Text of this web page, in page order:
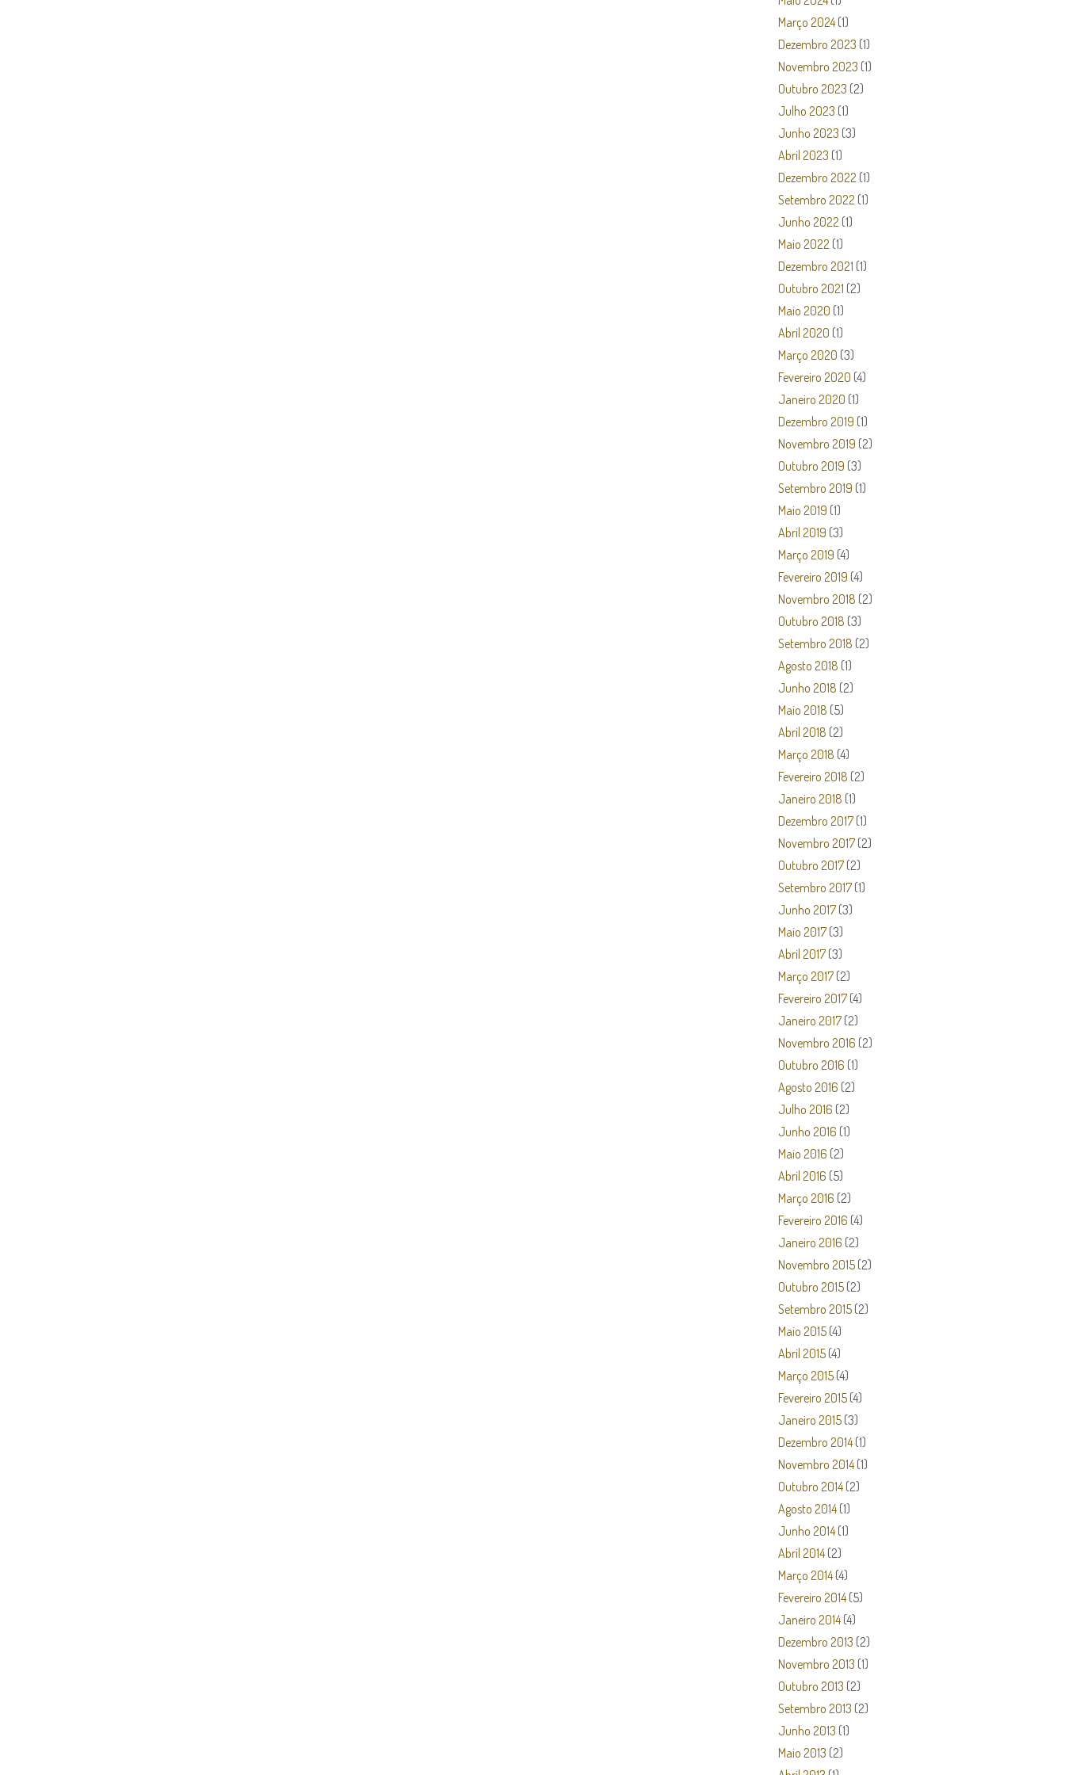
Março 2024(1)
Dezembro 2023 (1)
Novembro 2023 (1)
Outubro 2023 (2)
Julho 2023 (1)
Junho 2023 (3)
Abril 2023 (1)
Dezembro 2022 (1)
Setembro 2022 (1)
Junho 2022 (1)
Maio 2022 (1)
Dezembro 2021 (1)
Outubro 2021 (2)
Maio 2020 (1)
Abril 2020 (1)
Março 2020 (3)
Fevereiro 2020 (4)
Janeiro 2020 (1)
Dezembro 2019 (1)
Novembro 2019 (2)
Outubro 2019 (3)
Setembro 2019 (1)
Maio 2019 (1)
Abril 2019 (3)
Março 2019 (4)
Fevereiro 2019 (4)
Novembro 2018 (2)
Outubro 2018 (3)
Setembro 2018 (2)
Agosto 2018 (1)
Junho 2018 (2)
Maio 2018 (5)
Abril 2018 (2)
Março 2018 (4)
Fevereiro 2018 (2)
Janeiro 2018 (1)
Dezembro 2017 (1)
Novembro 2017 (2)
Outubro 2017 (2)
Setembro 2017 (1)
Junho 2017 (3)
Maio 2017 (3)
Abril 2017 (3)
Março 2017 (2)
Fevereiro 2017 (4)
Janeiro 2017 (2)
Novembro 2016 (2)
Outubro 2016 (1)
Agosto 2016 (2)
Julho 2016 (2)
Junho 2016 (1)
Maio 2016 (2)
Abril 2016 (5)
Março 2016 (2)
Fevereiro 2016 (4)
Janeiro 2016 (2)
Novembro 2015 (2)
Outubro 2015 (2)
Setembro 2015 (2)
Maio 2015 (4)
Abril 2015 (4)
Março 2015 (4)
Fevereiro 2015 (4)
Janeiro 2015 (3)
Dezembro 2014(1)
Novembro 2014(1)
Outubro 2014(2)
Agosto 2014(1)
Junho 2014(1)
Abril 2014(2)
Março 2014(4)
Fevereiro 2014(5)
Janeiro 2014(4)
Dezembro 2013 (2)
Novembro 2013 (1)
Outubro 2013 (2)
Setembro 2013 (2)
Junho 2013 (1)
Maio 2013 (2)